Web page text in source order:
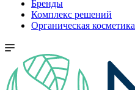
Бренды
Комплекс решений
Органическая косметика